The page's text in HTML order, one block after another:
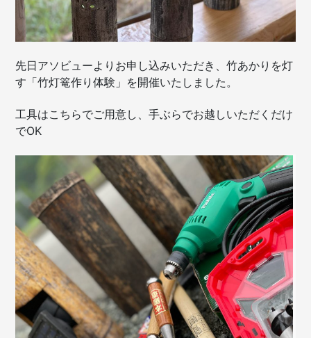
先日アソビューよりお申し込みいただき、竹あかりを灯
す「竹灯篭作り体験」を開催いたしました。
工具はこちらでご用意し、手ぶらでお越しいただくだけ
でOK